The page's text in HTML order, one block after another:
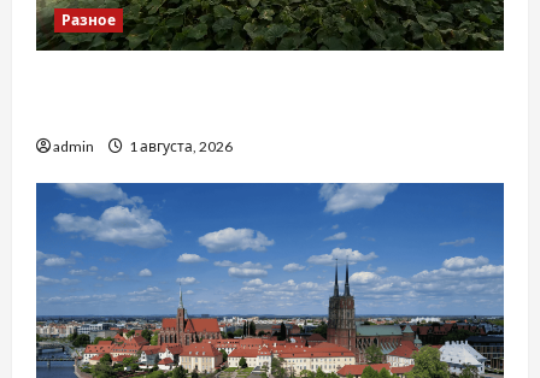
Разное
admin 1 августа, 2026